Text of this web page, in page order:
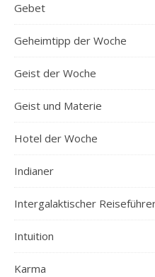
Gebet
Geheimtipp der Woche
Geist der Woche
Geist und Materie
Hotel der Woche
Indianer
Intergalaktischer
Intuition
Karma